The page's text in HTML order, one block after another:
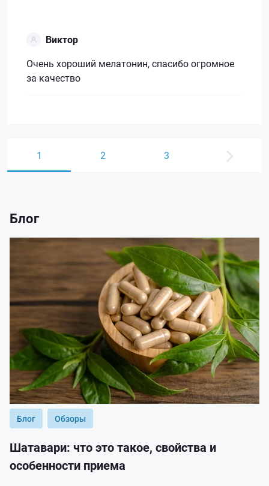
Виктор
Очень хороший мелатонин, спасибо огромное
за качество
1 2 3
Блог
Блог Обзоры
Шатавари: что это такое, свойства и
особенности приема